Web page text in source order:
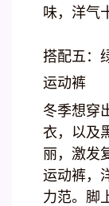
味，洋气
搭配五：
运动裤
冬季想穿
衣，以及
丽，激发
运动裤，
力范。脚